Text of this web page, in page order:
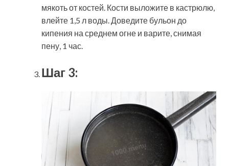
мякоть от костей. Кости выложите в кастрюлю,
влейте 1,5 л воды. Доведите бульон до
кипения на среднем огне и варите, снимая
пену, 1 час.
Шаг 3: